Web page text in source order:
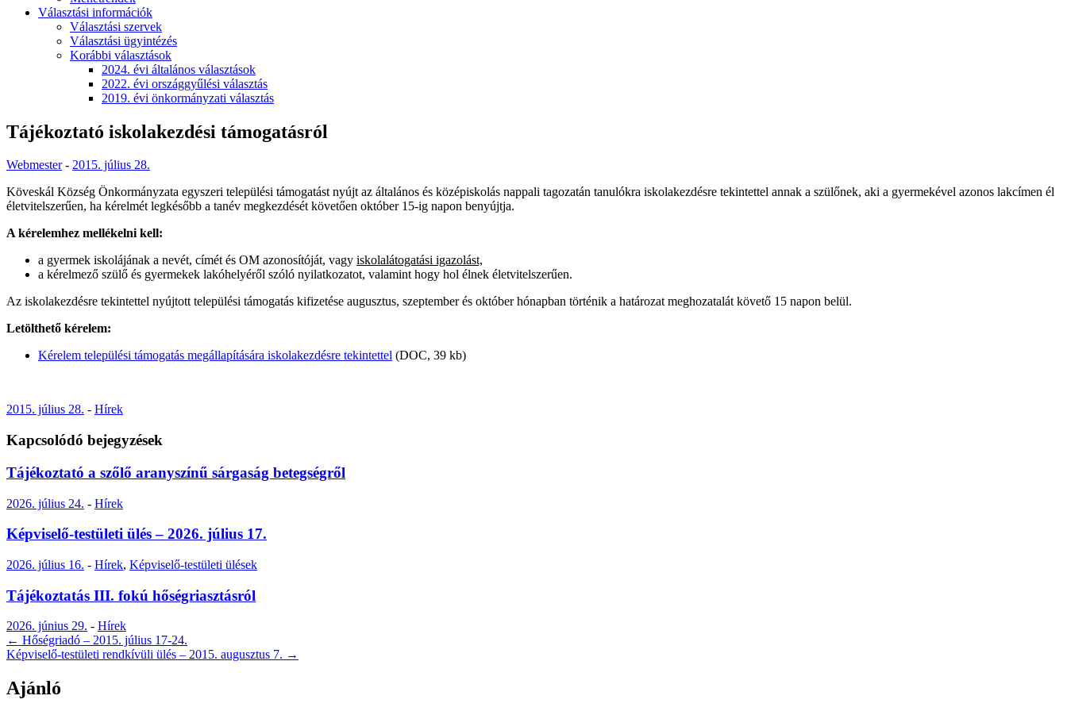
Választási információk
Választási szervek
Választási ügyintézés
Korábbi választások
2024. évi általános választások
2022. évi országgyűlési választás
2019. évi önkormányzati választás
Tájékoztató iskolakezdési támogatásról
Webmester- 2015. július 28.
Köveskál Község Önkormányzata egyszeri települési támogatást nyújt az általános és középiskolás nappali tagozatán tanulókra iskolakezdésre tekintettel annak a szülőnek, aki a gyermekével azonos lakcímen él
életvitelszerűen, ha kérelmét legkésőbb a tanév megkezdését követően október 15-ig napon benyújtja.
A kérelemhez mellékelni kell:
a gyermek iskolájának a nevét, címét és OM azonosítóját, vagy iskolalátogatási igazolást,
a kérelmező szülő és gyermekek lakóhelyéről szóló nyilatkozatot, valamint hogy hol élnek életvitelszerűen.
Az iskolakezdésre tekintettel nyújtott települési támogatás kifizetése augusztus, szeptember és október hónapban történik a határozat meghozatalát követő 15 napon belül.
Letölthető kérelem:
Kérelem települési támogatás megállapítására iskolakezdésre tekintettel (DOC, 39 kb)
2015. július 28. - Hírek
Kapcsolódó bejegyzések
Tájékoztató a szőlő aranyszínű sárgaság betegségről
2026. július 24. - Hírek
Képviselő-testületi ülés – 2026. július 17.
2026. július 16. - Hírek, Képviselő-testületi ülések
Tájékoztatás III. fokú hőségriasztásról
2026. június 29. - Hírek
Post
navigation
← Hőségriadó – 2015. július 17-24.
Képviselő-testületi rendkívüli ülés – 2015. augusztus 7. →
Ajánló